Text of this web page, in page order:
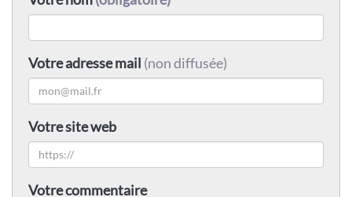
Votre adresse mail (non diffusée)
Votre site web
Votre commentaire